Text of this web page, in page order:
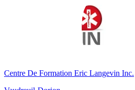
Centre De Formation Eric Langevin Inc.